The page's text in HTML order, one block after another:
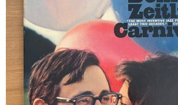
買取について
取り置きなどについて
Categories
New Arrivals